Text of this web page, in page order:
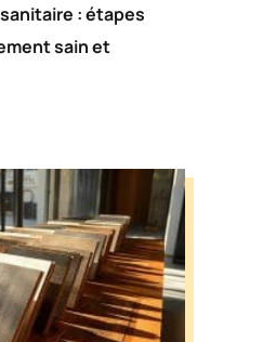
: étapes
sain et